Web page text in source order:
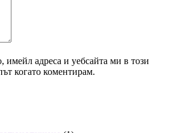
имейл адреса и уебсайта ми в този
когато коментирам.